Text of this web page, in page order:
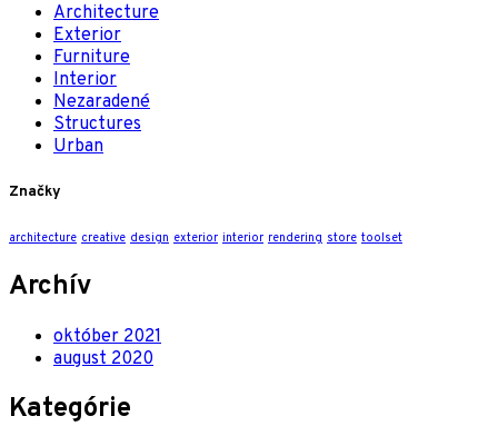
Architecture
Exterior
Furniture
Interior
Nezaradené
Structures
Urban
Značky
architecture creative design exterior interior rendering store toolset
Archív
október 2021
august 2020
Kategórie